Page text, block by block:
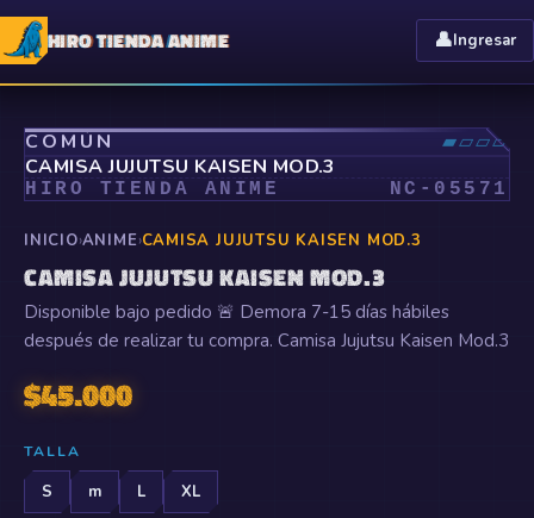
HIRO TIENDA ANIME 👤Ingresar
COMÚN ▰▱▱▱
⤢
CAMISA JUJUTSU KAISEN MOD.3
HIRO TIENDA ANIME NC- 05571
INICIO›ANIME›CAMISA JUJUTSU KAISEN MOD.3
CAMISA JUJUTSU KAISEN MOD.3
Disponible bajo pedido 🚨 Demora 7-15 días hábiles
después de realizar tu compra. Camisa Jujutsu Kaisen Mod.3
$45.000
TALLA
S m L XL